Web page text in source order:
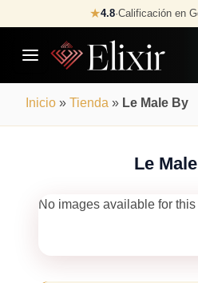
to
content
★4.8·Calificación en
Inicio » Tienda » Le Male By
Le
No images available for this